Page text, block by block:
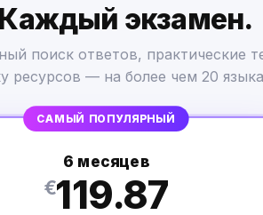
экзамен.
поиск ответов, практические
ресурсов — на более чем 20
САМЫЙ ПОПУЛЯРНЫЙ
6 месяцев
€119.87